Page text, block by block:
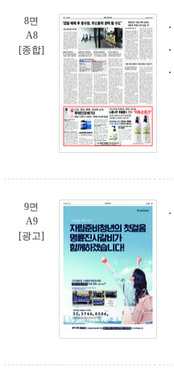
8면
A8
[종합]
9면
A9
[광고]